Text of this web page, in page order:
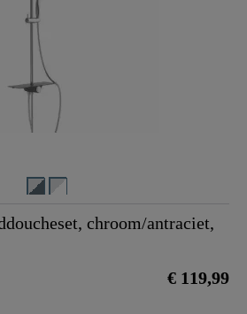
chroom/antraciet,
€ 119,99